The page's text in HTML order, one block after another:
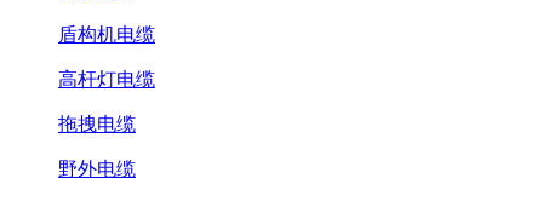
盾构机电缆
高杆灯电缆
拖拽电缆
野外电缆